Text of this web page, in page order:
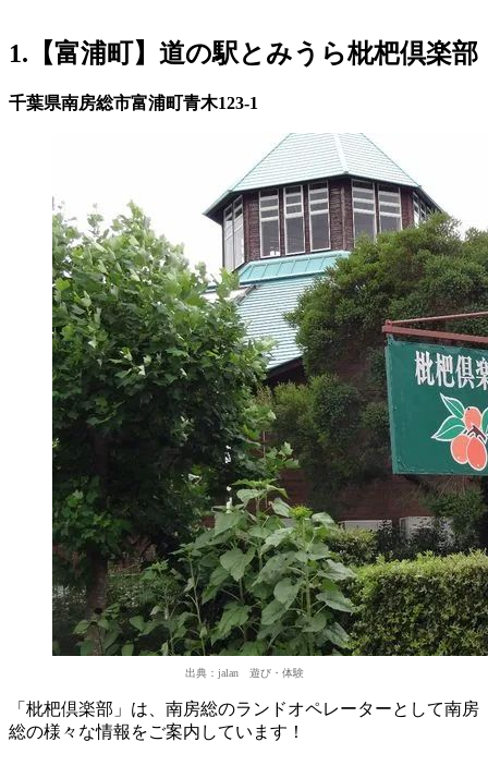
1.【富浦町】道の駅とみうら枇杷倶楽部
千葉県南房総市富浦町青木123-1
出典：jalan 遊び・体験
「枇杷倶楽部」は、南房総のランドオペレーターとして南房
総の様々な情報をご案内しています！